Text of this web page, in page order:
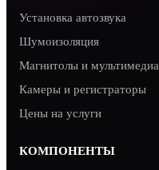
Установка автозвука
Шумоизоляция
Магнитолы и мультимедиа
Камеры и регистраторы
Цены на услуги
КОМПОНЕНТЫ